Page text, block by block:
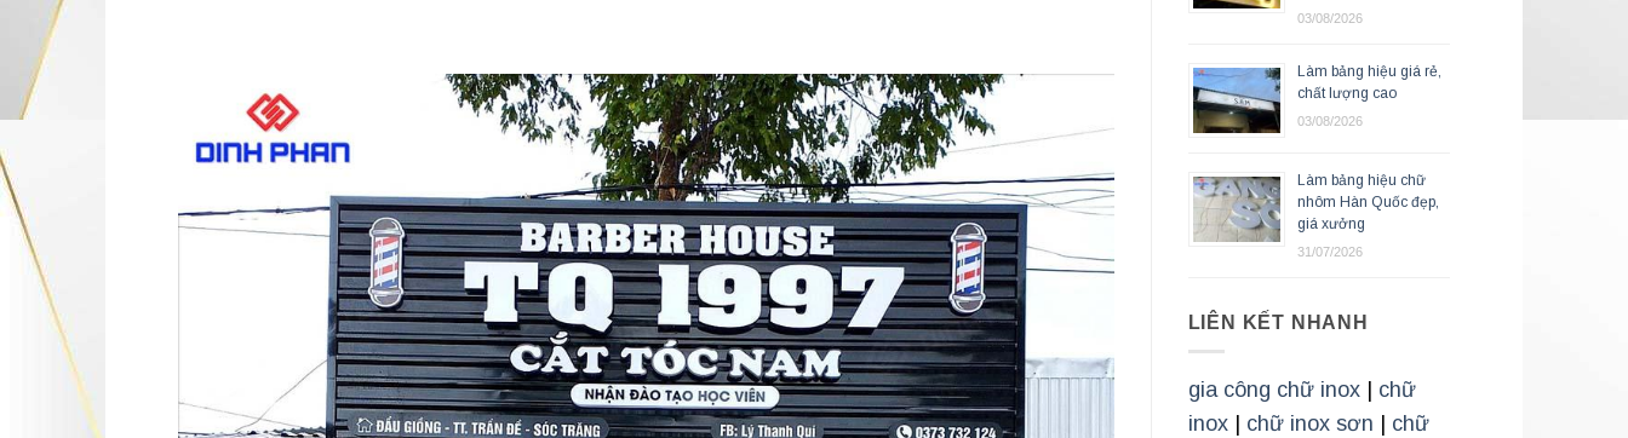
03/08/2026
Làm bảng hiệu giá rẻ,
chất lượng cao
03/08/2026
Làm bảng hiệu chữ
nhôm Hàn Quốc đẹp,
giá xưởng
31/07/2026
LIÊN KẾT NHANH
gia công chữ inox| chữ
inox| chữ inox sơn
chữ